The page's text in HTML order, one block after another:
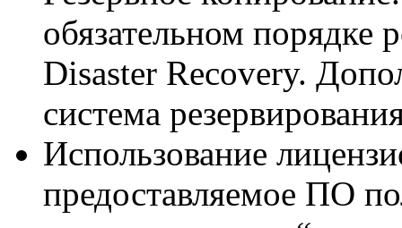
обязательном порядке
Disaster Recovery.
система
Использование
предоставляемое ПО